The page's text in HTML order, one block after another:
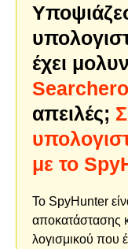
έχει
απειλές;
με το
Το SpyHunter
αποκατάστασης
λογισμικού που